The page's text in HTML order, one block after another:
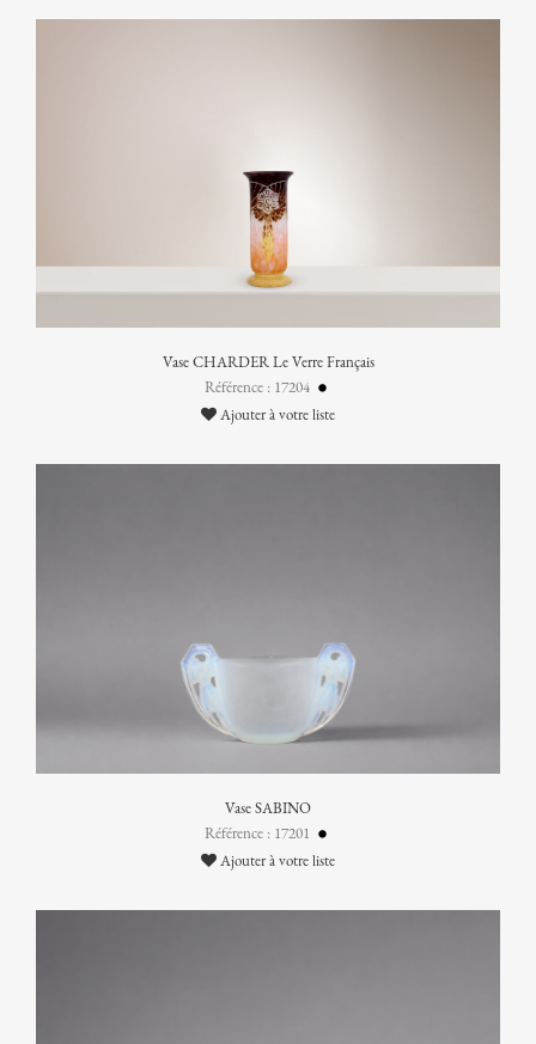
Vase CHARDER Le Verre Français
Référence : 17204
Ajouter à votre liste
Vase SABINO
Référence : 17201
Ajouter à votre liste